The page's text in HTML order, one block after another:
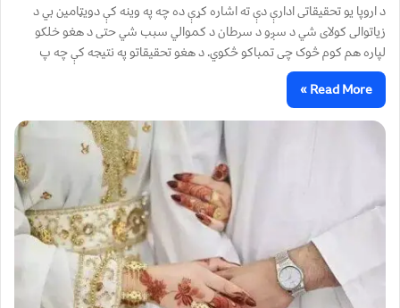
د اروپا یو تحقیقاتی ادارې دې ته اشاره کړې ده چه په وینه کې دویټامین بي د
زیاتوالی کولای شي د سږو د سرطان د کموالي سبب شي حتی د هغو خلکو
لپاره هم کوم څوک چی تمباکو څکوي. د هغو تحقیقاتو په نتیجه کې چه پ
Read More »